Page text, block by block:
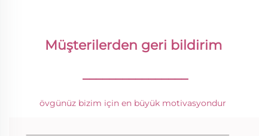
Müşterilerden geri bildirim
________________
övgünüz bizim için en büyük motivasyondur